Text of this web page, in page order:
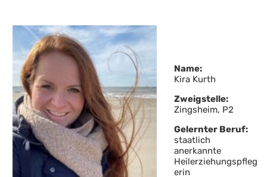
Name:
Kira Kurth
Zweigstelle:
Zingsheim, P2
Gelernter Beruf:
staatlich
anerkannte
Heilerziehungspfleg
erin